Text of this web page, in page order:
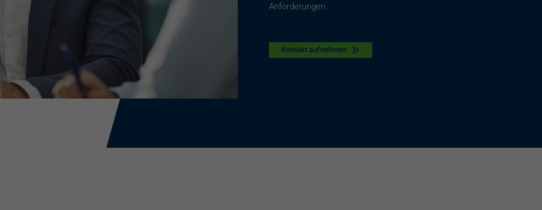
Anforderungen.
Kontakt aufnehmen